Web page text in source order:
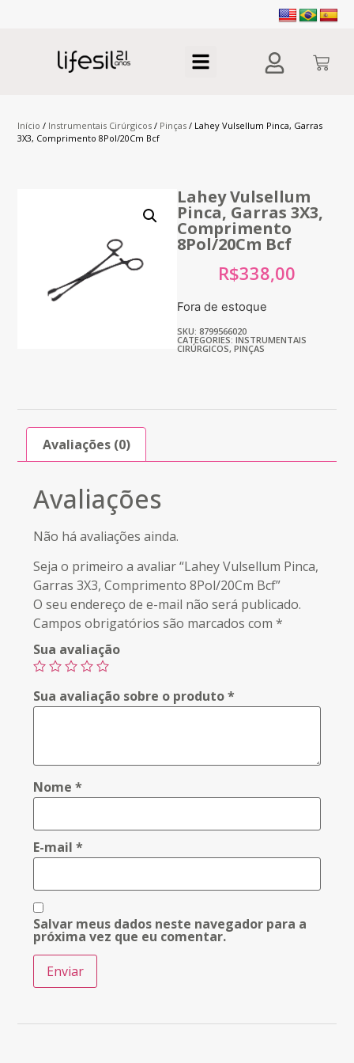
Início / Instrumentais Cirúrgicos / Pinças / Lahey Vulsellum Pinca, Garras
3X3, Comprimento 8Pol/20Cm Bcf
Lahey Vulsellum
Pinca, Garras 3X3,
Comprimento
8Pol/20Cm Bcf
R$338,00
Fora de estoque
SKU: 8799566020
CATEGORIES: INSTRUMENTAIS
CIRÚRGICOS, PINÇAS
Avaliações (0)
Avaliações
Não há avaliações ainda.
Seja o primeiro a avaliar “Lahey Vulsellum Pinca,
Garras 3X3, Comprimento 8Pol/20Cm Bcf”
O seu endereço de e-mail não será publicado.
Campos obrigatórios são marcados com*
Sua avaliação
Sua avaliação sobre o produto*
Nome*
E-mail*
Salvar meus dados neste navegador para a
próxima vez que eu comentar.